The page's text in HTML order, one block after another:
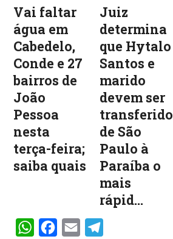
Vai faltar
água em
Cabedelo,
Conde e 27
bairros de
João
Pessoa
nesta
terça-feira;
saiba quais
Juiz
determina
que Hytalo
Santos e
marido
devem ser
transferidos
de São
Paulo à
Paraíba o
mais
rápid...
WhatsAppFacebook
Email